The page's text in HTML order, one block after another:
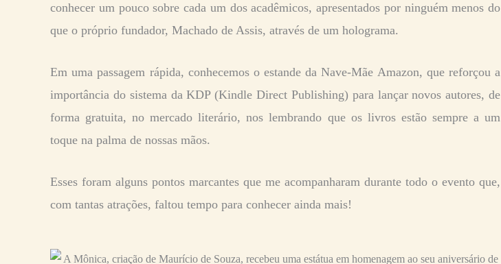
conhecer um pouco sobre cada um dos acadêmicos, apresentados por ninguém menos do
que o próprio fundador, Machado de Assis, através de um holograma.
Em uma passagem rápida, conhecemos o estande da Nave-Mãe Amazon, que reforçou a
importância do sistema da KDP (Kindle Direct Publishing) para lançar novos autores, de
forma gratuita, no mercado literário, nos lembrando que os livros estão sempre a um
toque na palma de nossas mãos.
Esses foram alguns pontos marcantes que me acompanharam durante todo o evento que,
com tantas atrações, faltou tempo para conhecer ainda mais!